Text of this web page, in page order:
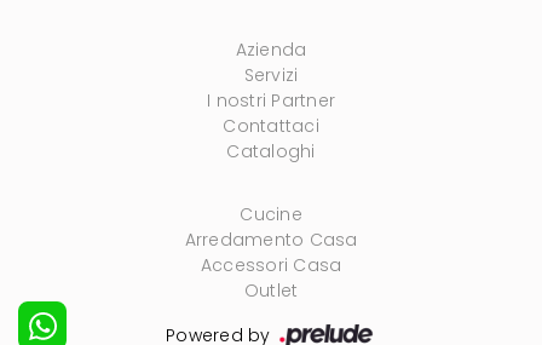
Azienda
Servizi
I nostri Partner
Contattaci
Cataloghi
Cucine
Arredamento Casa
Accessori Casa
Outlet
Powered by